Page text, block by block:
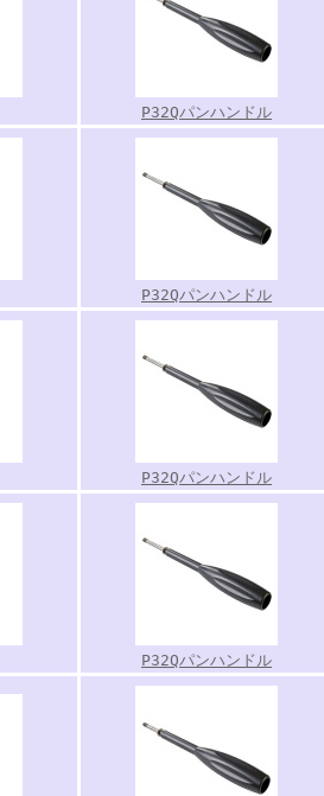
P32Qパンハンドル
P32Qパンハンドル
P32Qパンハンドル
P32Qパンハンドル